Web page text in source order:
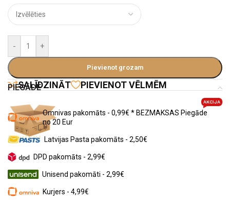
- +
Pievienot grozam
SALĪDZINĀT PIEVIENOT VĒLMĒM
PIEGĀDE
Omnivas pakomāts - 0,99€ * BEZMAKSAS Piegāde
no 20 Eur
AKCIJA
Latvijas Pasta pakomāts - 2,50€
DPD pakomāts - 2,99€
Unisend pakomāti - 2,99€
Kurjers - 4,99€